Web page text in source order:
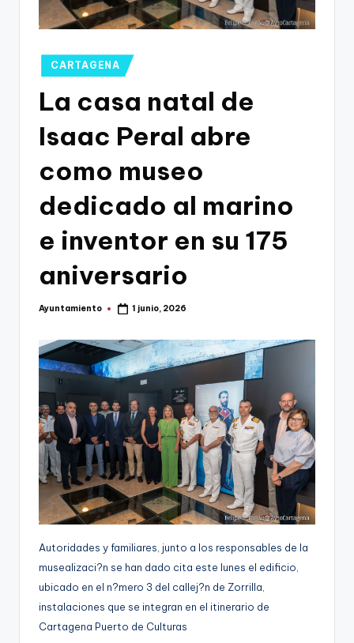
Publicado
en
CARTAGENA
La casa natal de
Isaac Peral abre
como museo
dedicado al marino
e inventor en su 175
aniversario
Publicado
Ayuntamiento 1 junio, 2026
Autoridades y familiares, junto a los responsables de la
musealizaci?n se han dado cita este lunes el edificio,
ubicado en el n?mero 3 del callej?n de Zorrilla,
instalaciones que se integran en el itinerario de
Cartagena Puerto de Culturas